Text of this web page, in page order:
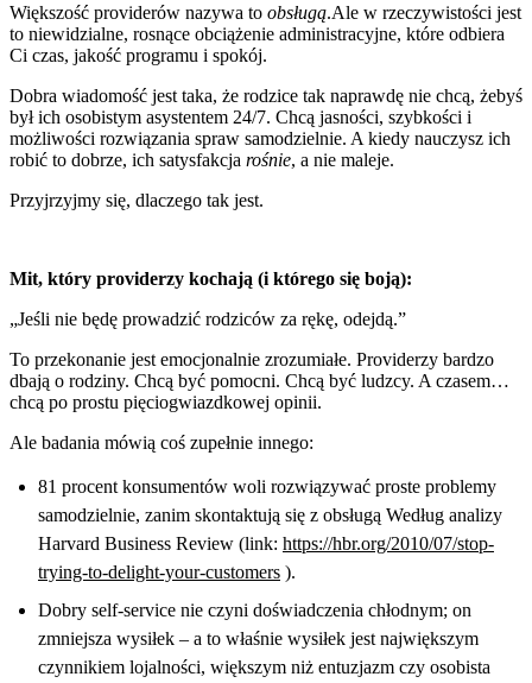
Większość providerów nazywa to obsługą.Ale w rzeczywistości jest
to niewidzialne, rosnące obciążenie administracyjne, które odbiera
Ci czas, jakość programu i spokój.
Dobra wiadomość jest taka, że rodzice tak naprawdę nie chcą, żebyś
był ich osobistym asystentem 24/7. Chcą jasności, szybkości i
możliwości rozwiązania spraw samodzielnie. A kiedy nauczysz ich
robić to dobrze, ich satysfakcja rośnie, a nie maleje.
Przyjrzyjmy się, dlaczego tak jest.
Mit, który providerzy kochają (i którego się boją):
„Jeśli nie będę prowadzić rodziców za rękę, odejdą.”
To przekonanie jest emocjonalnie zrozumiałe. Providerzy bardzo
dbają o rodziny. Chcą być pomocni. Chcą być ludzcy. A czasem…
chcą po prostu pięciogwiazdkowej opinii.
Ale badania mówią coś zupełnie innego:
81 procent konsumentów woli rozwiązywać proste problemy
samodzielnie, zanim skontaktują się z obsługą Według analizy
Harvard Business Review (link: https://hbr.org/2010/07/stop-
trying-to-delight-your-customers ).
Dobry self-service nie czyni doświadczenia chłodnym; on
zmniejsza wysiłek – a to właśnie wysiłek jest największym
czynnikiem lojalności, większym niż entuzjazm czy osobista